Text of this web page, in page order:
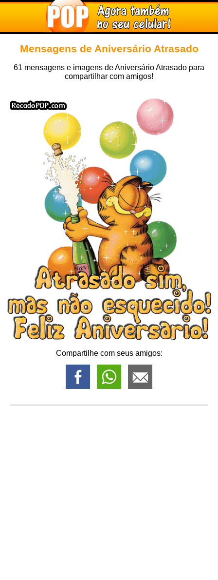
Mensagens de Aniversário Atrasado
61 mensagens e imagens de Aniversário Atrasado para
compartilhar com amigos!
Compartilhe com seus amigos: